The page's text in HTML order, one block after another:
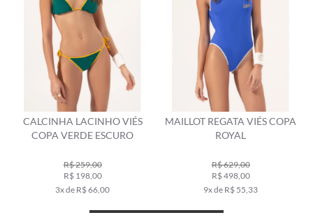
CALCINHA LACINHO VIÉS
COPA VERDE ESCURO
R$ 259,00
R$ 198,00
3x de R$ 66,00
MAILLOT REGATA VIÉS COPA
ROYAL
R$ 629,00
R$ 498,00
9x de R$ 55,33